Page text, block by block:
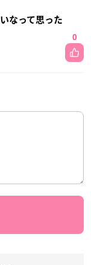
なって思った
0